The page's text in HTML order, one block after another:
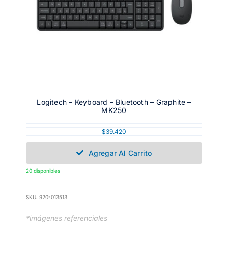
Logitech – Keyboard – Bluetooth – Graphite –
MK250
$39.420
Agregar Al Carrito
20 disponibles
SKU: 920-013513
*imágenes referenciales